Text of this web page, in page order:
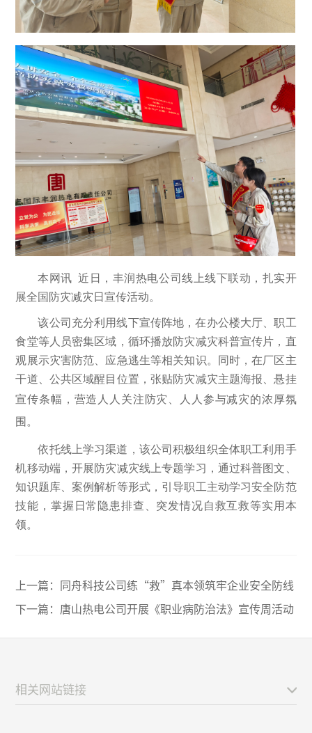
本网讯 近日，丰润热电公司线上线下联动，扎实开
展全国防灾减灾日宣传活动。
该公司充分利用线下宣传阵地，在办公楼大厅、职工
食堂等人员密集区域，循环播放防灾减灾科普宣传片，直
观展示灾害防范、应急逃生等相关知识。同时，在厂区主
干道、公共区域醒目位置，张贴防灾减灾主题海报、悬挂
宣传条幅，营造人人关注防灾、人人参与减灾的浓厚氛
围。
依托线上学习渠道，该公司积极组织全体职工利用手
机移动端，开展防灾减灾线上专题学习，通过科普图文、
知识题库、案例解析等形式，引导职工主动学习安全防范
技能，掌握日常隐患排查、突发情况自救互救等实用本
领。
上一篇： 同舟科技公司练“救”真本领筑牢企业安全防线
下一篇： 唐山热电公司开展《职业病防治法》宣传周活动
相关网站链接